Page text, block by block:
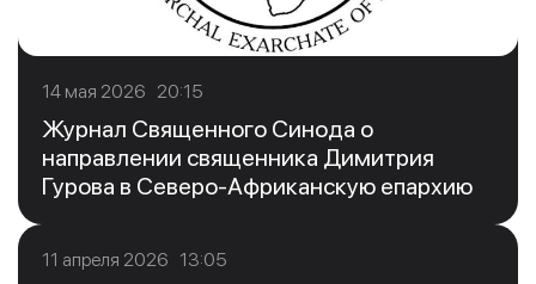
14 мая 2026 20:15
Журнал Священного Синода о
направлении священника Димитрия
Гурова в Северо-Африканскую епархию
11 апреля 2026 13:05